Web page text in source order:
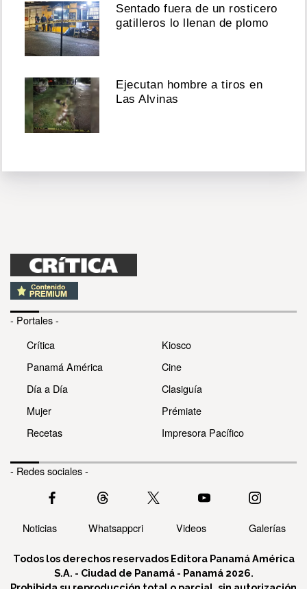
Sentado fuera de un rosticero
gatilleros lo llenan de plomo
Ejecutan hombre a tiros en
Las Alvinas
- Portales -
Crítica
Panamá América
Día a Día
Mujer
Recetas
Kiosco
Cine
Clasiguía
Prémiate
Impresora Pacífico
- Redes sociales -
Noticias Whatsappcri Videos Galerías
Todos los derechos reservados Editora Panamá América
S.A. - Ciudad de Panamá - Panamá 2026.